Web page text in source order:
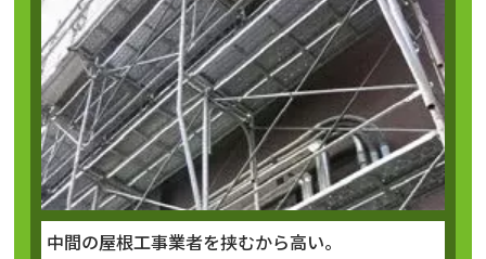
中間の屋根工事業者を挟むから高い。